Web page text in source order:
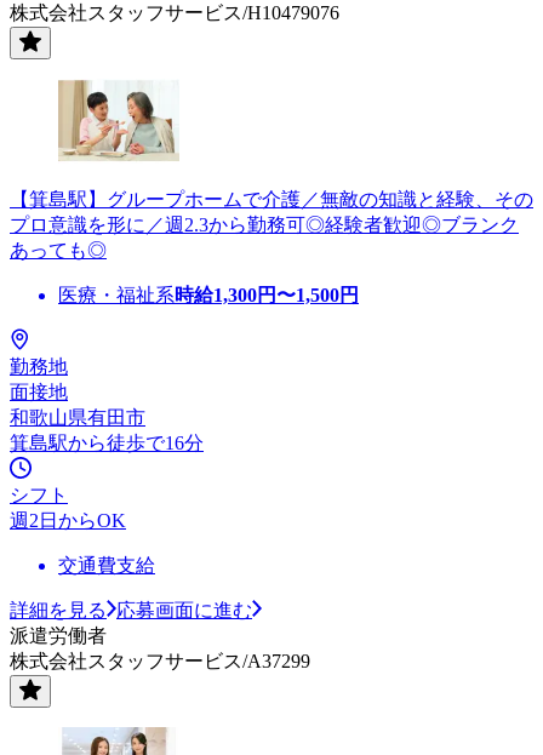
株式会社スタッフサービス/H10479076
【箕島駅】グループホームで介護／無敵の知識と経験、その
プロ意識を形に／週2.3から勤務可◎経験者歓迎◎ブランク
あっても◎
医療・福祉系時給1,300円〜1,500円
勤務地
面接地
和歌山県有田市
箕島駅から徒歩で16分
シフト
週2日からOK
交通費支給
詳細を見る
応募画面に進む
派遣労働者
株式会社スタッフサービス/A37299